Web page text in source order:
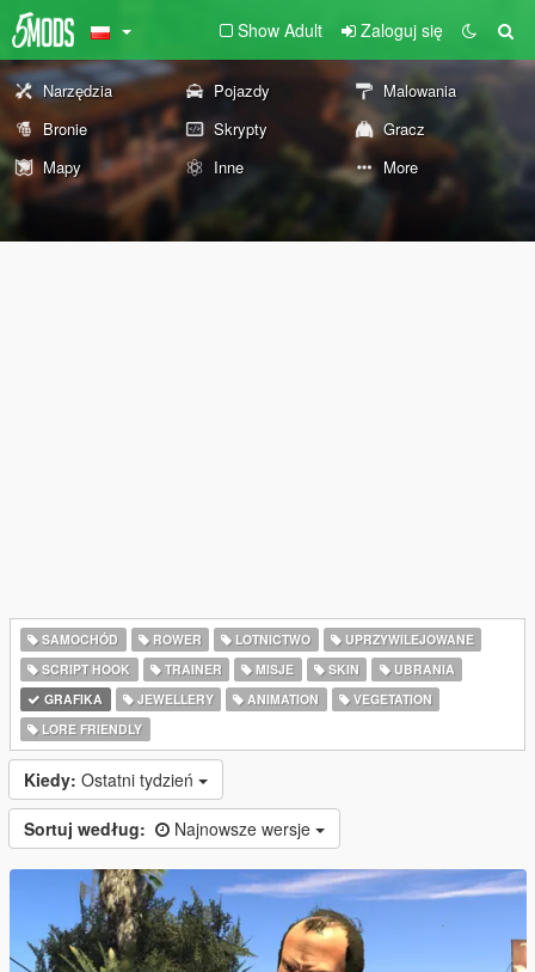
Show Adult Zaloguj się
Narzędzia Pojazdy
Malowania
Bronie
Skrypty
Gracz
Mapy
Inne More
SAMOCHÓD ROWER LOTNICTWO
UPRZYWILEJOWANE
SCRIPT HOOK
TRAINER MISJE SKIN
UBRANIA
GRAFIKA
JEWELLERY ANIMATION
VEGETATION
LORE FRIENDLY
Kiedy: Ostatni tydzień
Sortuj według: Najnowsze wersje